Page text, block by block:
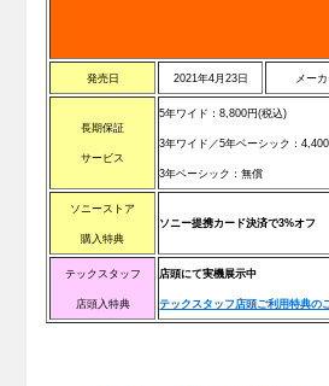
発売日 2021年4月23日 メー
長期保証
サービス
5年ワイド：8,800円(税込)
3年ワイド／5年ベーシック：4,400
3年ベーシック：無償
ソニーストア
購入特典
ソニー提携カード決済で3%オフ
テックスタッフ
店頭入特典
店頭にて実機展示中
テックスタッフ店頭ご利用特典の